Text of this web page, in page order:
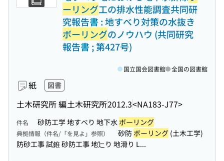
ーリング工の排水性能調査共同研
究報告書 : 地すべり対策の水抜き
ボーリングのノウハウ (共同研究
報告書 ; 第427号)
紙 図書
土木研究所 編土木研究所2012.3<NA183-J77>
国立国会図書館 全国の図書館
件名 砂防工学 地すべり 地下水 ボーリング
典拠情報（件名/「を見よ」参照） 砂防 ボーリング (土木工学)
防砂工事 試錐 砂防工事 地辷り 地滑り L...